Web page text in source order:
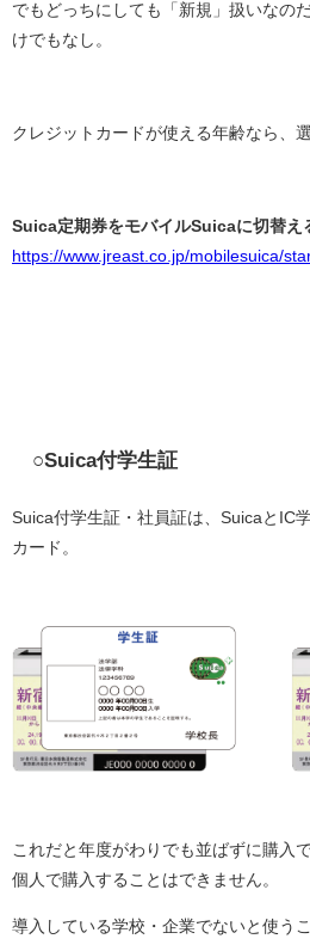
でもどっちにしても「新規」扱いなの
けでもなし。
クレジットカードが使える年齢なら、
Suica定期券をモバイルSuicaに切替え
https://www.jreast.co.jp/mobilesuica/
○Suica付学生証
Suica付学生証・社員証は、SuicaとIC
カード。
これだと年度がわりでも並ばずに購入
個人で購入することはできません。
導入している学校・企業でないと使う